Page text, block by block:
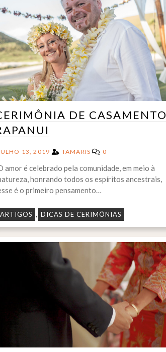
DE CASAMENTO
13, 2019 TAMARIS 0
amor é celebrado pela comunidade, em meio à
honrando todos os espíritos ancestrais,
é o primeiro pensamento…
ARTIGOS , DICAS DE CERIMÔNIAS